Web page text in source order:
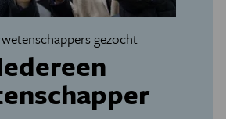
gezocht